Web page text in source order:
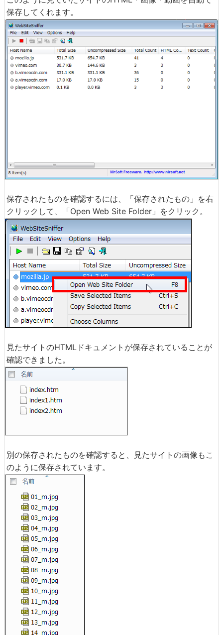
保存してくれます。
保存されたものを確認するには、「保存されたもの」を右
クリックして、「Open Web Site Folder」をクリック。
見たサイトのHTMLドキュメントが保存されていることが
確認できました。
別の保存されたものを確認すると、見たサイトの画像もこ
のように保存されています。